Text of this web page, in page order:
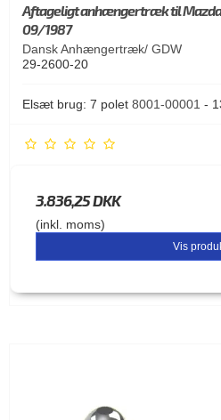
Aftageligt anhængertræk til Mazda
09/1987
Dansk Anhængertræk/ GDW
29-2600-20
Elsæt brug: 7 polet 8001-00001 -
3.836,25 DKK
(inkl. moms)
Vis